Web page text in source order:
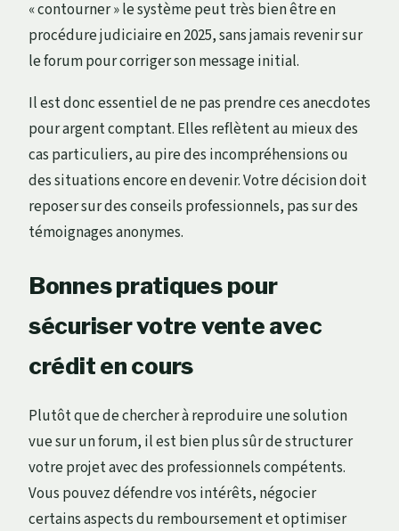
« contourner » le système peut très bien être en
procédure judiciaire en 2025, sans jamais revenir sur
le forum pour corriger son message initial.
Il est donc essentiel de ne pas prendre ces anecdotes
pour argent comptant. Elles reflètent au mieux des
cas particuliers, au pire des incompréhensions ou
des situations encore en devenir. Votre décision doit
reposer sur des conseils professionnels, pas sur des
témoignages anonymes.
Bonnes pratiques pour
sécuriser votre vente avec
crédit en cours
Plutôt que de chercher à reproduire une solution
vue sur un forum, il est bien plus sûr de structurer
votre projet avec des professionnels compétents.
Vous pouvez défendre vos intérêts, négocier
certains aspects du remboursement et optimiser